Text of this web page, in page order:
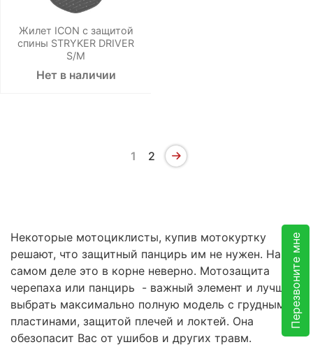
Перезвоните мне
Жилет ICON с защитой
спины STRYKER DRIVER
S/M
Нет в наличии
1 2
Некоторые мотоциклисты, купив мотокуртку
решают, что защитный панцирь им не нужен. На
самом деле это в корне неверно. Мотозащита
черепаха или панцирь - важный элемент и лучше
выбрать максимально полную модель с грудными
пластинами, защитой плечей и локтей. Она
обезопасит Вас от ушибов и других травм.